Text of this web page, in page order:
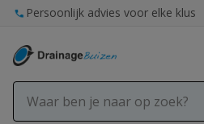
Ga naar de inhoud
Persoonlijk advies voor elke klus